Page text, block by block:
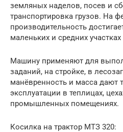
земляных наделов, посев и
транспортировка грузов. На
производительность
маленьких и средних
Машину применяют для
заданий, на стройке, в
манёвренность и масса дают
эксплуатации в теплицах,
промышленных помещениях.
Косилка на трактор МТЗ 320: